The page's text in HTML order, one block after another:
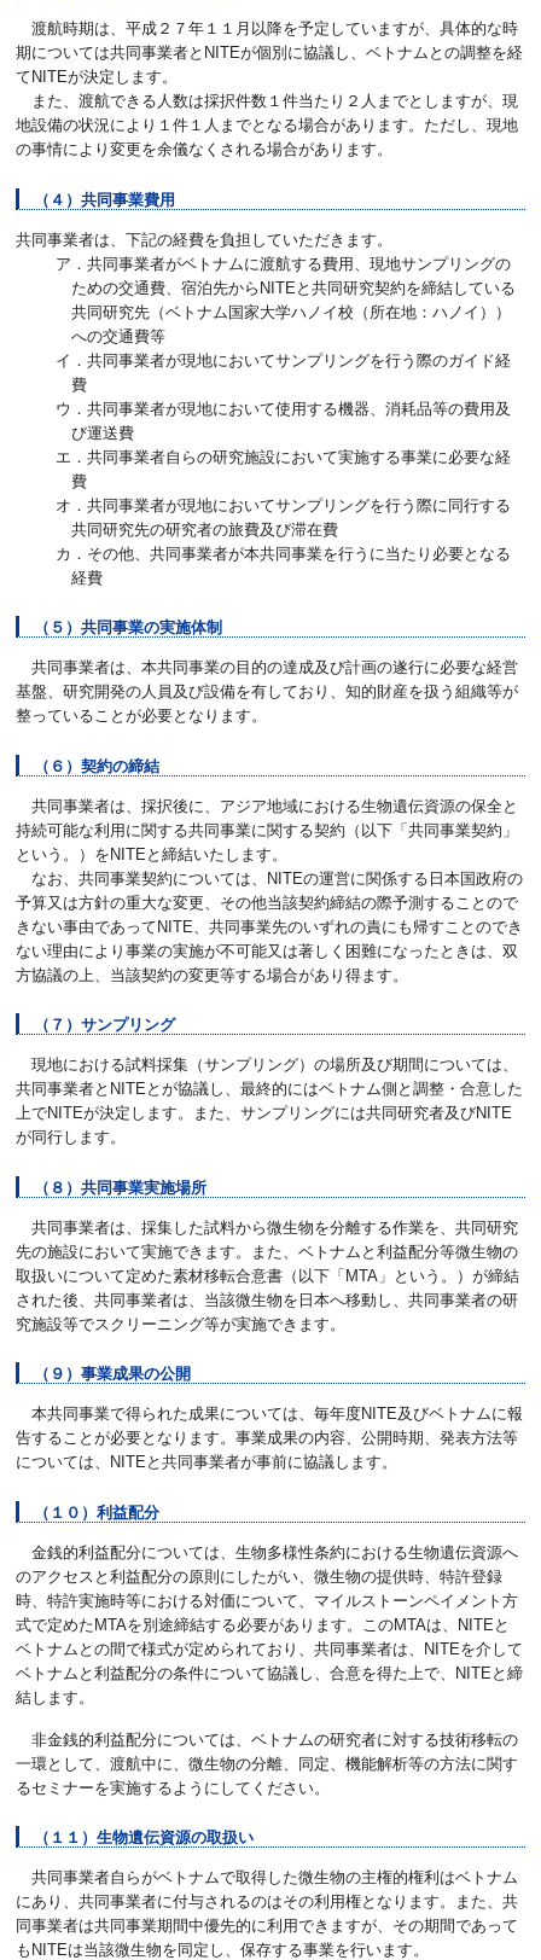
渡航時期は、平成２７年１１月以降を予定していますが、具体的な時
期については共同事業者とNITEが個別に協議し、ベトナムとの調整を経
てNITEが決定します。
また、渡航できる人数は採択件数１件当たり２人までとしますが、現
地設備の状況により１件１人までとなる場合があります。ただし、現地
の事情により変更を余儀なくされる場合があります。
（４）共同事業費用
共同事業者は、下記の経費を負担していただきます。
ア．共同事業者がベトナムに渡航する費用、現地サンプリングの
ための交通費、宿泊先からNITEと共同研究契約を締結している
共同研究先（ベトナム国家大学ハノイ校（所在地：ハノイ））
への交通費等
イ．共同事業者が現地においてサンプリングを行う際のガイド経
費
ウ．共同事業者が現地において使用する機器、消耗品等の費用及
び運送費
エ．共同事業者自らの研究施設において実施する事業に必要な経
費
オ．共同事業者が現地においてサンプリングを行う際に同行する
共同研究先の研究者の旅費及び滞在費
カ．その他、共同事業者が本共同事業を行うに当たり必要となる
経費
（５）共同事業の実施体制
共同事業者は、本共同事業の目的の達成及び計画の遂行に必要な経営
基盤、研究開発の人員及び設備を有しており、知的財産を扱う組織等が
整っていることが必要となります。
（６）契約の締結
共同事業者は、採択後に、アジア地域における生物遺伝資源の保全と
持続可能な利用に関する共同事業に関する契約（以下「共同事業契約」
という。）をNITEと締結いたします。
なお、共同事業契約については、NITEの運営に関係する日本国政府の
予算又は方針の重大な変更、その他当該契約締結の際予測することので
きない事由であってNITE、共同事業先のいずれの責にも帰すことのでき
ない理由により事業の実施が不可能又は著しく困難になったときは、双
方協議の上、当該契約の変更等する場合があり得ます。
（７）サンプリング
現地における試料採集（サンプリング）の場所及び期間については、
共同事業者とNITEとが協議し、最終的にはベトナム側と調整・合意した
上でNITEが決定します。また、サンプリングには共同研究者及びNITE
が同行します。
（８）共同事業実施場所
共同事業者は、採集した試料から微生物を分離する作業を、共同研究
先の施設において実施できます。また、ベトナムと利益配分等微生物の
取扱いについて定めた素材移転合意書（以下「MTA」という。）が締結
された後、共同事業者は、当該微生物を日本へ移動し、共同事業者の研
究施設等でスクリーニング等が実施できます。
（９）事業成果の公開
本共同事業で得られた成果については、毎年度NITE及びベトナムに報
告することが必要となります。事業成果の内容、公開時期、発表方法等
については、NITEと共同事業者が事前に協議します。
（１０）利益配分
金銭的利益配分については、生物多様性条約における生物遺伝資源へ
のアクセスと利益配分の原則にしたがい、微生物の提供時、特許登録
時、特許実施時等における対価について、マイルストーンペイメント方
式で定めたMTAを別途締結する必要があります。このMTAは、NITEと
ベトナムとの間で様式が定められており、共同事業者は、NITEを介して
ベトナムと利益配分の条件について協議し、合意を得た上で、NITEと締
結します。
非金銭的利益配分については、ベトナムの研究者に対する技術移転の
一環として、渡航中に、微生物の分離、同定、機能解析等の方法に関す
るセミナーを実施するようにしてください。
（１１）生物遺伝資源の取扱い
共同事業者自らがベトナムで取得した微生物の主権的権利はベトナム
にあり、共同事業者に付与されるのはその利用権となります。また、共
同事業者は共同事業期間中優先的に利用できますが、その期間であって
もNITEは当該微生物を同定し、保存する事業を行います。